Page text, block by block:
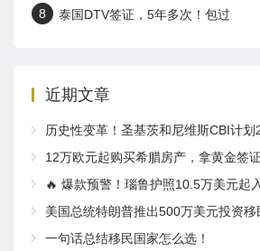
8 泰国DTV签证，5年多次！包过
近期文章
历史性变革！圣基茨和尼维斯CBI计划2025年推
12万欧元起购买希腊房产，拿黄金签
🔥 爆款预警！瑙鲁护照10.5万美元起入籍
美国总统特朗普推出500万美元投资移民“金卡”计划，拿绿卡，
一句话总结移民国家怎么选！